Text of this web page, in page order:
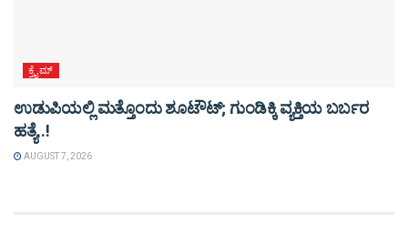
ಕ್ರೈಮ್
ಉಡುಪಿಯಲ್ಲಿ ಮತ್ತೊಂದು ಶೂಟೌಟ್‌; ಗುಂಡಿಕ್ಕಿ ವ್ಯಕ್ತಿಯ ಬರ್ಬರ
ಹತ್ಯೆ..!
AUGUST 7, 2026